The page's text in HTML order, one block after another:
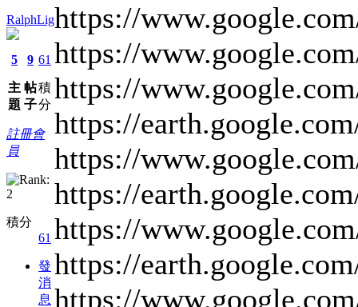
RalphLig
5
主
題
9
帖
子
61
積
分
註冊會
員
積分
61
發
消
息
https://
https://
https://
https://
https://
https://
https://
https://
https://